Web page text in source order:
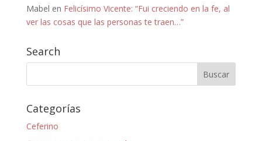
Mabel en Felicísimo Vicente: “Fui creciendo en la fe, al
ver las cosas que las personas te traen…”
Search
Categorías
Ceferino